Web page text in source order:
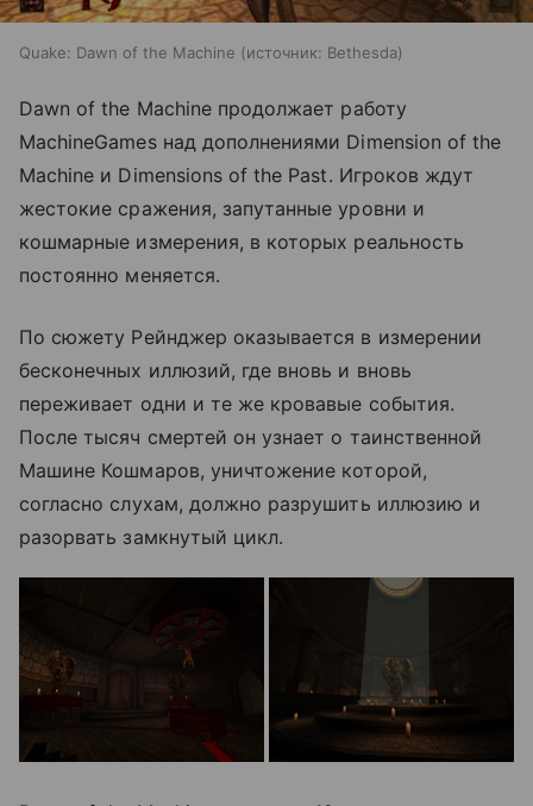
Quake: Dawn of the Machine источник: Bethesda
Dawn of the Machine продолжает работу
MachineGames над дополнениями Dimension of the
Machine и Dimensions of the Past. Игроков ждут
жестокие сражения, запутанные уровни и
кошмарные измерения, в которых реальность
постоянно меняется.
По сюжету Рейнджер оказывается в измерении
бесконечных иллюзий, где вновь и вновь
переживает одни и те же кровавые события.
После тысяч смертей он узнает о таинственной
Машине Кошмаров, уничтожение которой,
согласно слухам, должно разрушить иллюзию и
разорвать замкнутый цикл.